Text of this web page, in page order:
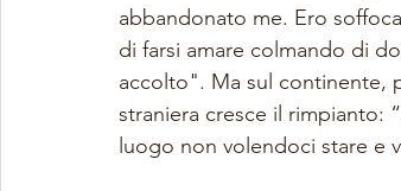
abbandonato me. Ero
di farsi amare colmando di
accolto". Ma sul continente,
straniera cresce il rimpianto:
luogo non volendoci stare e